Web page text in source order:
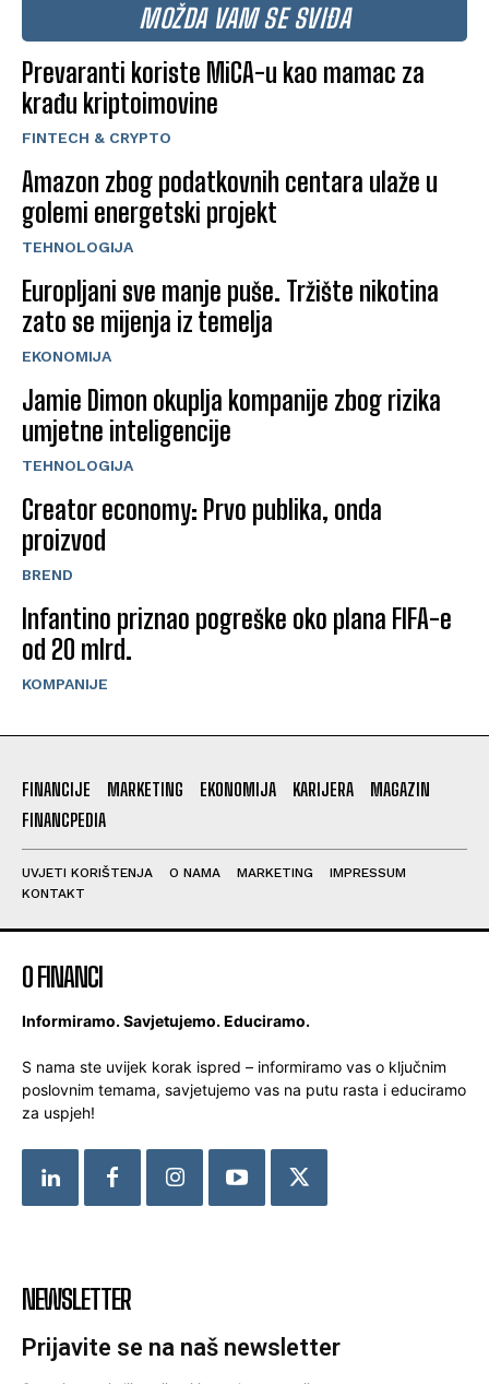
MOŽDA VAM SE SVIĐA
Prevaranti koriste MiCA-u kao mamac za
krađu kriptoimovine
FINTECH & CRYPTO
Amazon zbog podatkovnih centara ulaže u
golemi energetski projekt
TEHNOLOGIJA
Europljani sve manje puše. Tržište nikotina
zato se mijenja iz temelja
EKONOMIJA
Jamie Dimon okuplja kompanije zbog rizika
umjetne inteligencije
TEHNOLOGIJA
Creator economy: Prvo publika, onda
proizvod
BREND
Infantino priznao pogreške oko plana FIFA-e
od 20 mlrd.
KOMPANIJE
FINANCIJE MARKETING EKONOMIJA KARIJERA
MAGAZIN
FINANCPEDIA
UVJETI KORIŠTENJA O NAMA MARKETING
IMPRESSUM
KONTAKT
O FINANCI
Informiramo. Savjetujemo. Educiramo.
S nama ste uvijek korak ispred – informiramo vas o ključnim
poslovnim temama, savjetujemo vas na putu rasta i educiramo
za uspjeh!
NEWSLETTER
Prijavite se na naš newsletter